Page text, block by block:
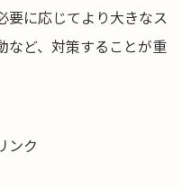
要に応じてより大きなス
など、対策することが重
ンク